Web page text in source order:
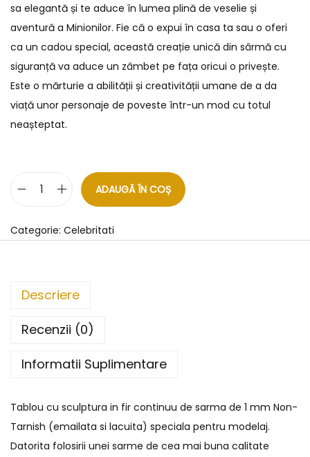
sa elegantă și te aduce în lumea plină de veselie și
aventură a Minionilor. Fie că o expui în casa ta sau o oferi
ca un cadou special, această creație unică din sârmă cu
siguranță va aduce un zâmbet pe fața oricui o privește.
Este o mărturie a abilității și creativității umane de a da
viață unor personaje de poveste într-un mod cu totul
neașteptat.
ADAUGĂ ÎN COȘ
Categorie: Celebritati
Descriere
Recenzii (0)
Informatii Suplimentare
Tablou cu sculptura in fir continuu de sarma de 1 mm Non-
Tarnish (emailata si lacuita) speciala pentru modelaj.
Datorita folosirii unei sarme de cea mai buna calitate